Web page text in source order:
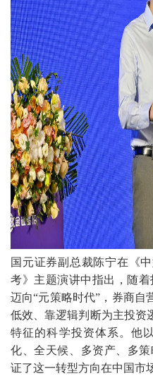
国元证券副总裁陈宁在《
考》主题演讲中指出，随着
迈向“元策略时代” ，券商自
低效、靠逻辑判断为主投资
特征的科学投资体系。他
化、全天候、多资产、多策
证了这一转型方向在中国市